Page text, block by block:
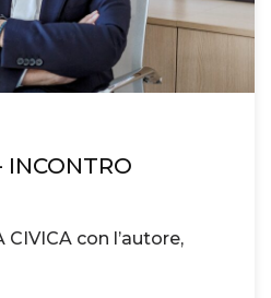
CIVICA con l’autore,